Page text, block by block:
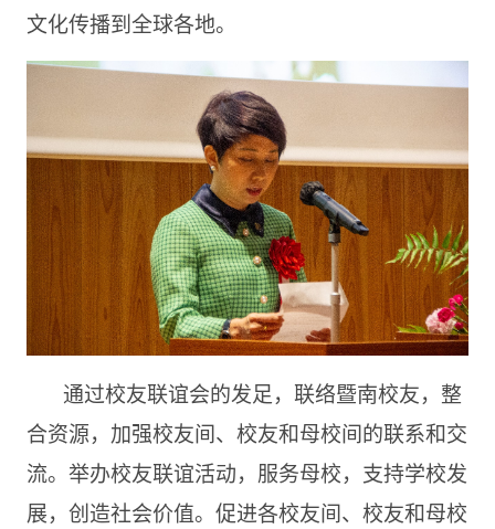
文化传播到全球各地。
通过校友联谊会的发足，联络暨南校友，整
合资源，加强校友间、校友和母校间的联系和交
流。举办校友联谊活动，服务母校，支持学校发
展，创造社会价值。促进各校友间、校友和母校